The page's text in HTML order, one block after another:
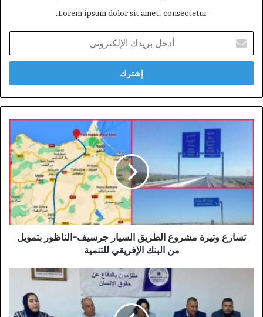
Lorem ipsum dolor sit amet, consectetur.
بريدك
الإلكتروني
تسارع
السيار
جرسيف-
من
البنك
تسارع وتيرة مشروع الطريق السيار جرسيف-الناظور بتمويل
من البنك الإفريقي للتنمية
المؤتمر
الجهوي